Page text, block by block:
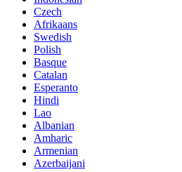
Czech
Afrikaans
Swedish
Polish
Basque
Catalan
Esperanto
Hindi
Lao
Albanian
Amharic
Armenian
Azerbaijani